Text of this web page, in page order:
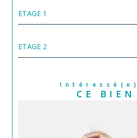
ETAGE 1
ETAGE 2
CE BIEN